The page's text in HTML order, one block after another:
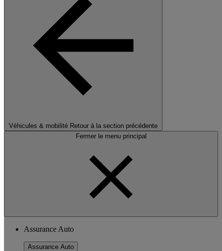
Véhicules & mobilité Retour à la section précédente
Fermer le menu principal
Assurance Auto
Assurance Auto